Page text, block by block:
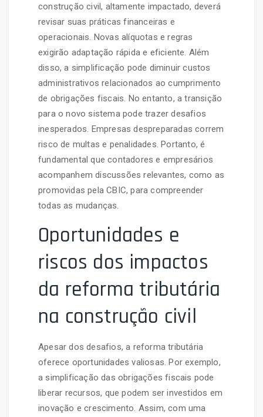
construção civil, altamente impactado, deverá
revisar suas práticas financeiras e
operacionais. Novas alíquotas e regras
exigirão adaptação rápida e eficiente. Além
disso, a simplificação pode diminuir custos
administrativos relacionados ao cumprimento
de obrigações fiscais. No entanto, a transição
para o novo sistema pode trazer desafios
inesperados. Empresas despreparadas correm
risco de multas e penalidades. Portanto, é
fundamental que contadores e empresários
acompanhem discussões relevantes, como as
promovidas pela CBIC, para compreender
todas as mudanças.
Oportunidades e
riscos dos impactos
da reforma tributária
na construção civil
Apesar dos desafios, a reforma tributária
oferece oportunidades valiosas. Por exemplo,
a simplificação das obrigações fiscais pode
liberar recursos, que podem ser investidos em
inovação e crescimento. Assim, com uma